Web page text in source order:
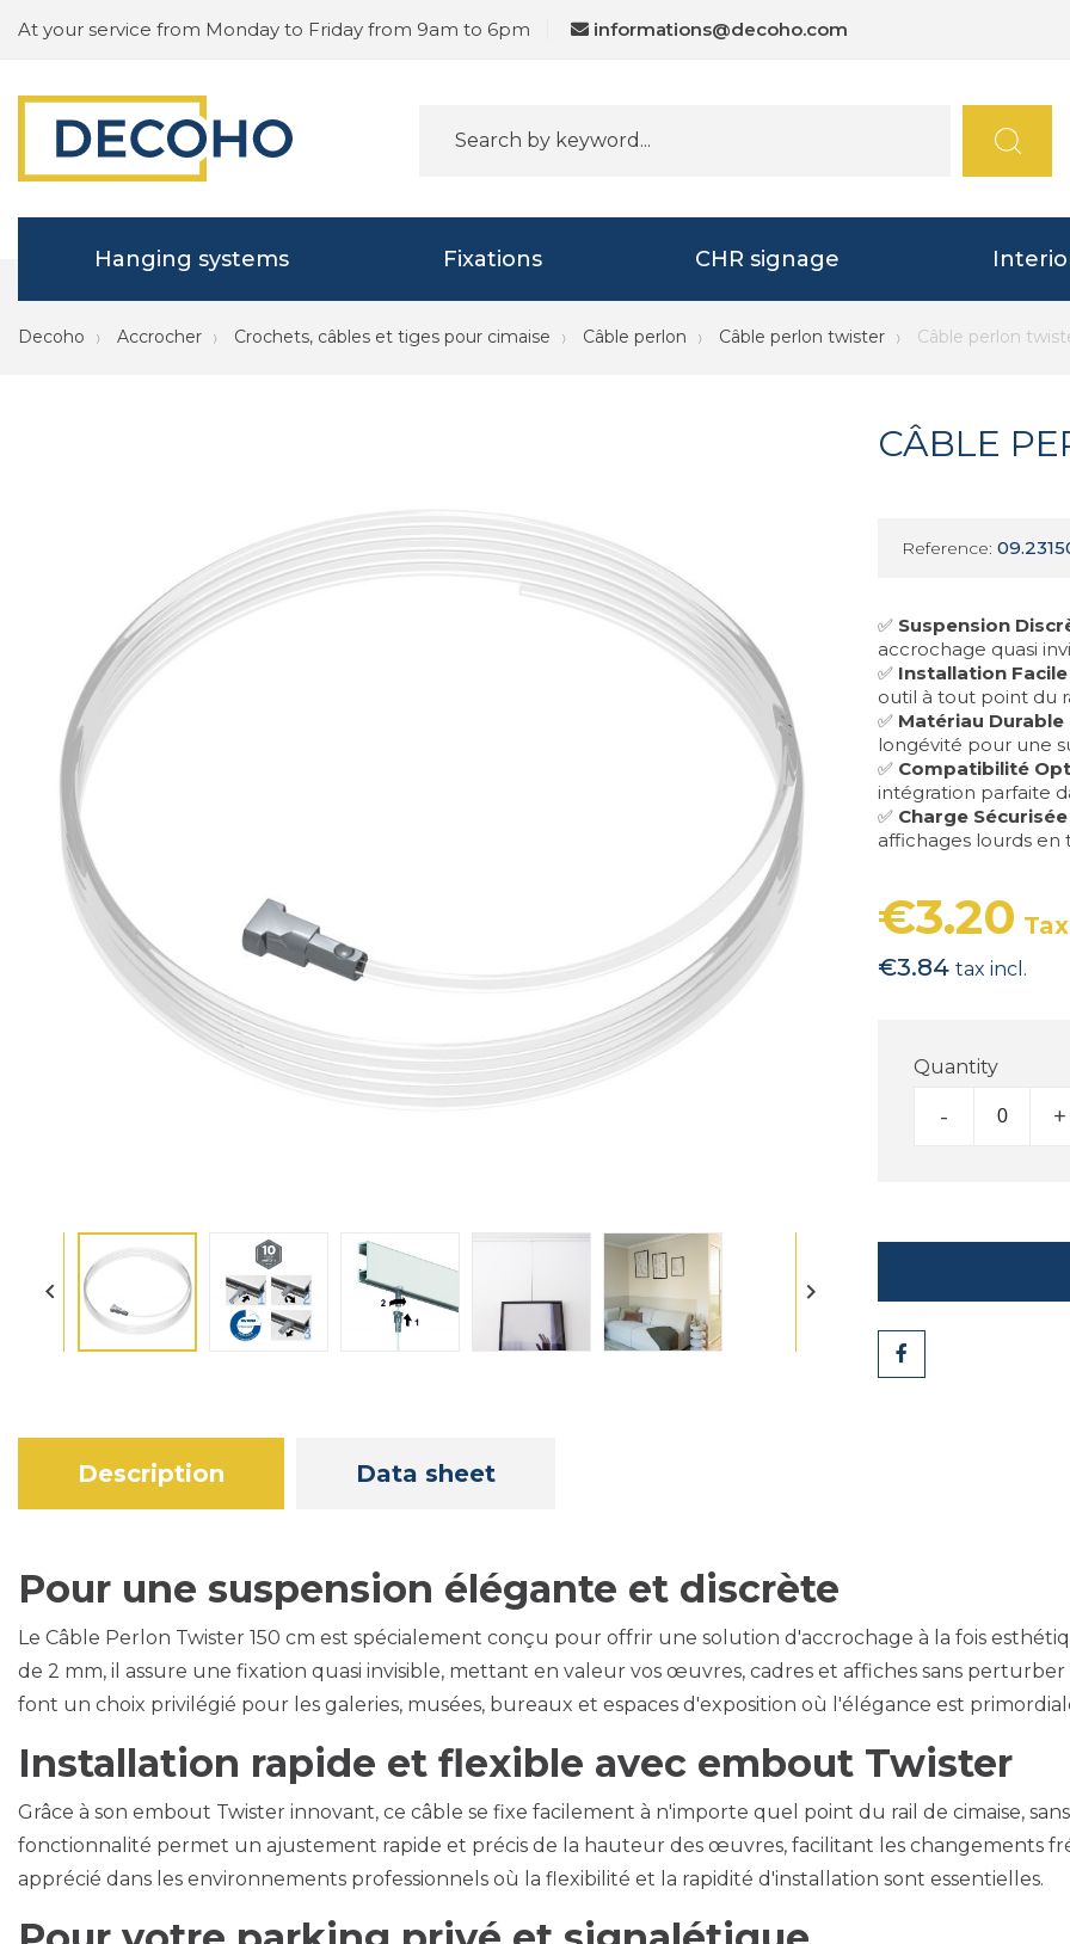
At your service from Monday to Friday from 9am to 6pm informations@decoho.com
Hanging systems Fixations CHR signage
Decoho Accrocher Crochets, câbles et tiges pour cimaise Câble perlon Câble perlon twister Câble perlon
 
CÂBLE
Reference:
✅ Suspension
accrochage quasi
✅ Installation Facile
outil à tout point du
✅ Matériau Durable
longévité pour une
✅ Compatibilité
intégration parfaite
✅ Charge Sécurisée
affichages lourds en
€3.20
€3.84 tax incl.
Quantity
- +
Share
Description Data sheet
Pour une suspension élégante et discrète
Le Câble Perlon Twister 150 cm est spécialement conçu pour offrir une solution d'accrochage à la fois
de 2 mm, il assure une fixation quasi invisible, mettant en valeur vos œuvres, cadres et affiches sans
font un choix privilégié pour les galeries, musées, bureaux et espaces d'exposition où l'élégance est
Installation rapide et flexible avec embout Twister
Grâce à son embout Twister innovant, ce câble se fixe facilement à n'importe quel point du rail de cimaise,
fonctionnalité permet un ajustement rapide et précis de la hauteur des œuvres, facilitant les changements
apprécié dans les environnements professionnels où la flexibilité et la rapidité d'installation sont essentielles.